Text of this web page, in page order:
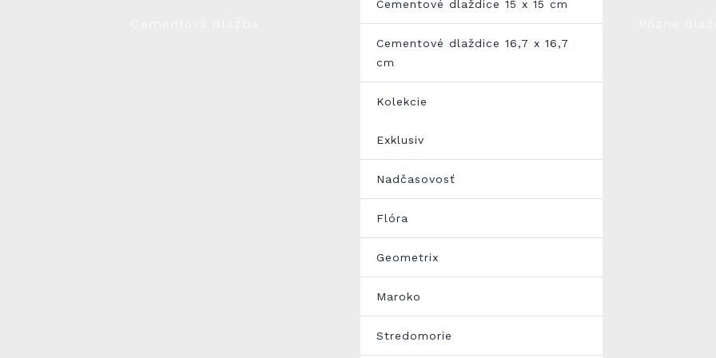
Cementové dlaždice 15 x 15 cm
Cementové dlaždice 16,7 x 16,7
cm
Kolekcie
Exklusiv
Nadčasovosť
Flóra
Geometrix
Maroko
Stredomorie